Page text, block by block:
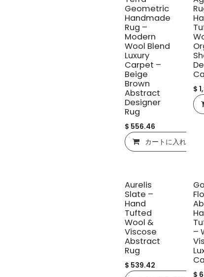
Geometric
Handmade
Rug –
Modern
Wool Blend
Luxury
Carpet –
Beige
Brown
Abstract
Designer
Rug
$ 556.46
カートに入れる
$
新規!
Aurelis
Slate –
Hand
Tufted
Wool &
Viscose
Abstract
Rug
$ 539.42
–
$